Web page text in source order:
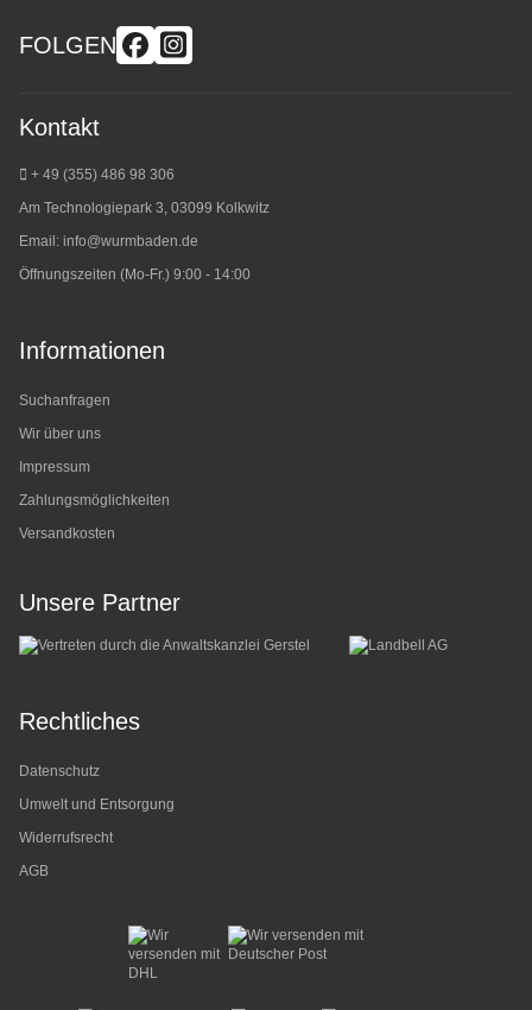
FOLGEN
Kontakt
+ 49 (355) 486 98 306
Am Technologiepark 3, 03099 Kolkwitz
Email: info@wurmbaden.de
Öffnungszeiten (Mo-Fr.) 9:00 - 14:00
Informationen
Suchanfragen
Wir über uns
Impressum
Zahlungsmöglichkeiten
Versandkosten
Unsere Partner
Rechtliches
Datenschutz
Umwelt und Entsorgung
Widerrufsrecht
AGB